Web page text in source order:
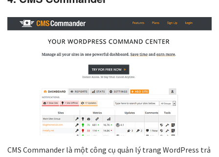
CMS Commander là một công cụ quản lý trang WordPress trả